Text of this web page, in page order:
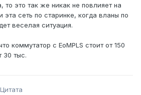
то это так же никак не повлияет на
эта сеть по старинке, когда вланы по
веселая ситуация.
коммутатор с EoMPLS стоит от 150
30 тыс.
Цитата